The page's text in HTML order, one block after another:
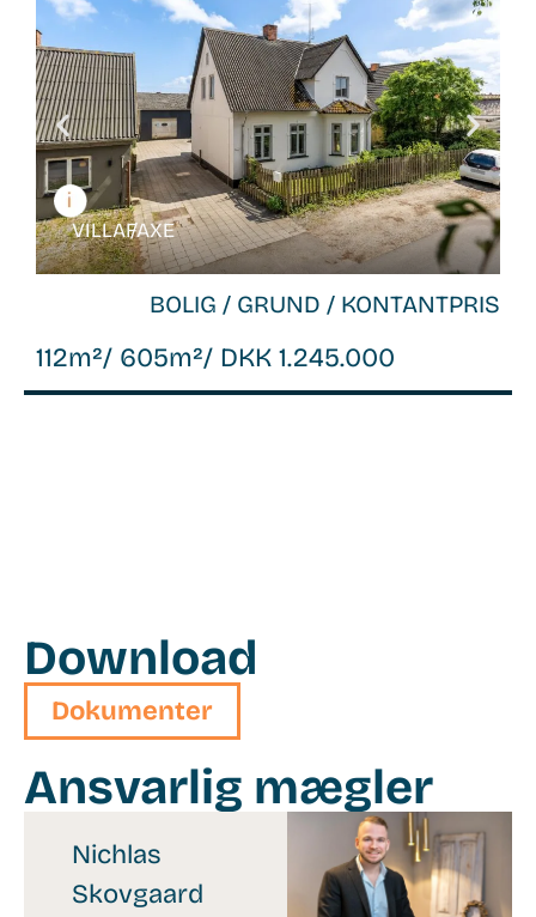
26088
VILLA /FAXE
BOLIG / GRUND / KONTANTPRIS
112m²/ 605m²/ DKK 1.245.000
Download
Dokumenter
258201
Ansvarlig mægler
Nichlas
Skovgaard